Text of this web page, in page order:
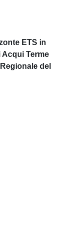
ETS in
Terme
del